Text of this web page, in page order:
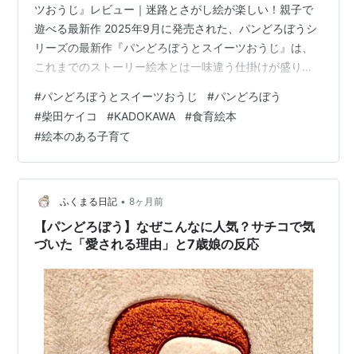
ツおうじ』レビュー｜迷路とさがし絵が楽しい！親子で
遊べる最新作 2025年9月に発売された、パンどろぼうシ
リーズの最新作『パンどろぼうとスイーツおうじ』は、
これまでのストーリー絵本とは一味違う仕掛けが盛り込
り、子どもも大人も夢中になれる一冊。 発売を心待ちに
していた読者にとって、期待以上の楽しさを届けてくれ
る内容になっています。 『パンどろぼうとスイーツおう
じ』レビュー｜迷路とさがし絵が楽しい！親子で遊べる
最新作 『パンどろぼうとスイーツおうじ』ってどんな絵
本？ あらすじ この絵本に出…
#パンどろぼうとスイーツおうじ #パンどろぼう
#柴田ケイコ #KADOKAWA #食育絵本
#絵本のある子育て
ふくまる日記 • 8ヶ月前
【パンどろぼう】なぜこんなに人気？サチコで気
づいた「愛される理由」と7歳娘の反応